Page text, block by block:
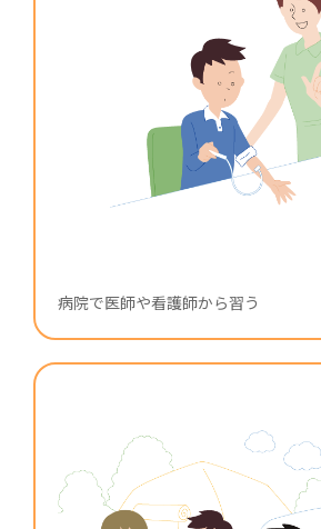
病院で医師や看護師から習う